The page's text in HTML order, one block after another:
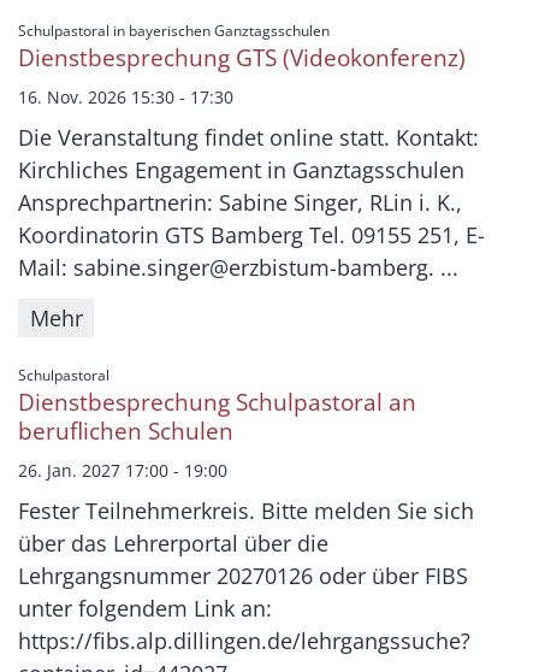
Schulpastoral in bayerischen Ganztagsschulen:
Dienstbesprechung GTS (Videokonferenz)
16. Nov. 2026 15:30 - 17:30
Die Veranstaltung findet online statt. Kontakt:
Kirchliches Engagement in Ganztagsschulen
Ansprechpartnerin: Sabine Singer, RLin i. K.,
Koordinatorin GTS Bamberg Tel. 09155 251, E-
Mail: sabine.singer@erzbistum-bamberg. ...
Mehr
Schulpastoral
Dienstbesprechung Schulpastoral an
beruflichen Schulen
26. Jan. 2027 17:00 - 19:00
Fester Teilnehmerkreis. Bitte melden Sie sich
über das Lehrerportal über die
Lehrgangsnummer 20270126 oder über FIBS
unter folgendem Link an:
https://fibs.alp.dillingen.de/lehrgangssuche?